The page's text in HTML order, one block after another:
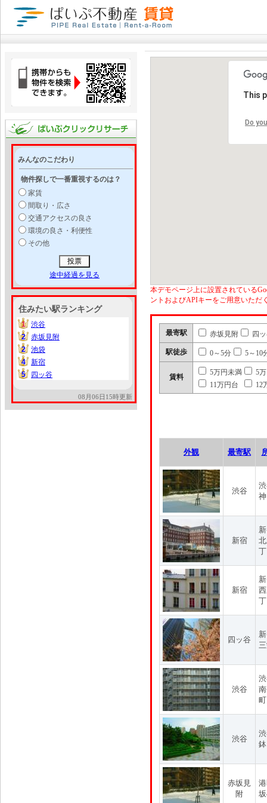
みんなのこだわり
物件探しで一番重視するのは？
家賃
間取り・広さ
交通アクセスの良さ
環境の良さ・利便性
その他
途中経過を見る
住みたい駅ランキング
1
1
渋谷
2
2
赤坂見附
2
2
池袋
4
4
新宿
5
5 四ッ谷
08月06日15時更新
This
Do
本デモページ上に設置されている
ントおよびAPIキーをご用意いただ
最寄駅 赤坂見附 四
駅徒歩 0～5分 5～10
賃料
5万円未満
5
11万円台
12
外観 最寄駅
渋谷
新宿
新宿
四ッ谷
渋谷
渋谷
赤坂見
附